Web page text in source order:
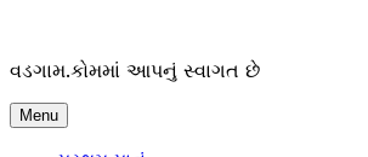
content
વડગામ.કોમમાં આપનું સ્વાગત છે
Menu